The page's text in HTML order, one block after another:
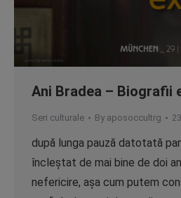
Ani Bradea – Biografii
Seri culturale By aposoccultrg
după lunga pauză datotată
încleștat de mai bine de doi
nefericire, așa cum putem